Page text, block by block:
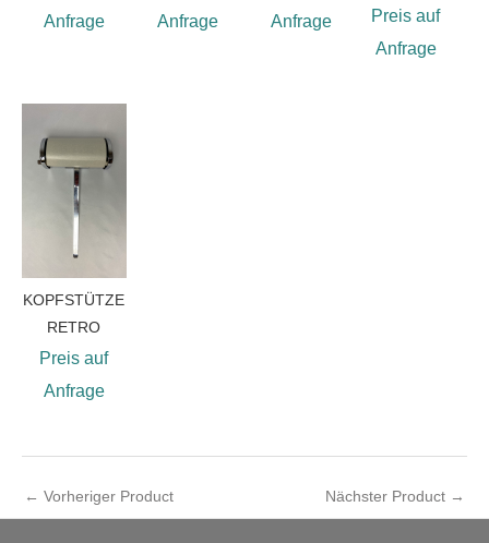
Anfrage
Anfrage
Anfrage
Preis auf
Anfrage
KOPFSTÜTZE
RETRO
Preis auf
Anfrage
← Vorheriger Product Nächster Product →